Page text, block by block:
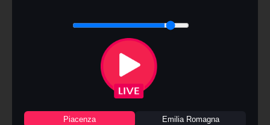
Piacenza Emilia Romagna